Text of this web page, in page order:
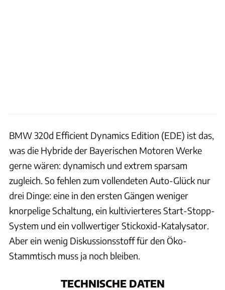
BMW 320d Efficient Dynamics Edition (EDE) ist das,
was die Hybride der Bayerischen Motoren Werke
gerne wären: dynamisch und extrem sparsam
zugleich. So fehlen zum vollendeten Auto-Glück nur
drei Dinge: eine in den ersten Gängen weniger
knorpelige Schaltung, ein kultivierteres Start-Stopp-
System und ein vollwertiger Stickoxid-Katalysator.
Aber ein wenig Diskussionsstoff für den Öko-
Stammtisch muss ja noch bleiben.
TECHNISCHE DATEN